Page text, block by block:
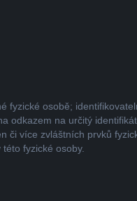
fyzické osobě;
odkazem na určitý
či více zvláštních prvků
fyzické osoby.